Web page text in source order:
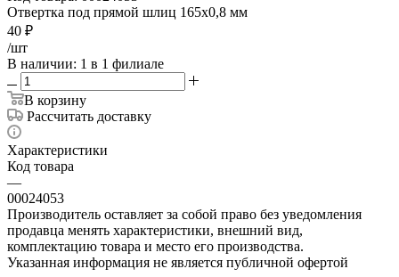
Отвертка под прямой шлиц 165х0,8 мм
40 ₽
/шт
В наличии: 1 в 1 филиале
В корзину
Рассчитать доставку
Характеристики
Код товара
—
00024053
Производитель оставляет за собой право без уведомления
продавца менять характеристики, внешний вид,
комплектацию товара и место его производства.
Указанная информация не является публичной офертой